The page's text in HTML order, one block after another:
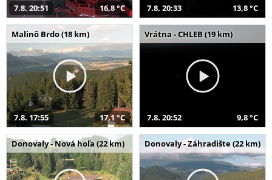
7.8. 20:51 16,8 °C 7.8. 20:33 13,8 °C
Malinô Brdo (18 km)
7.8. 17:55 17,1 °C
Vrátna - CHLEB (19 km)
7.8. 20:52 9,8 °C
Donovaly - Nová hoľa (22 km) Donovaly - Záhradište (22 km)